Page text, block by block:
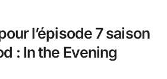
l’épisode 7 saison
: In the Evening